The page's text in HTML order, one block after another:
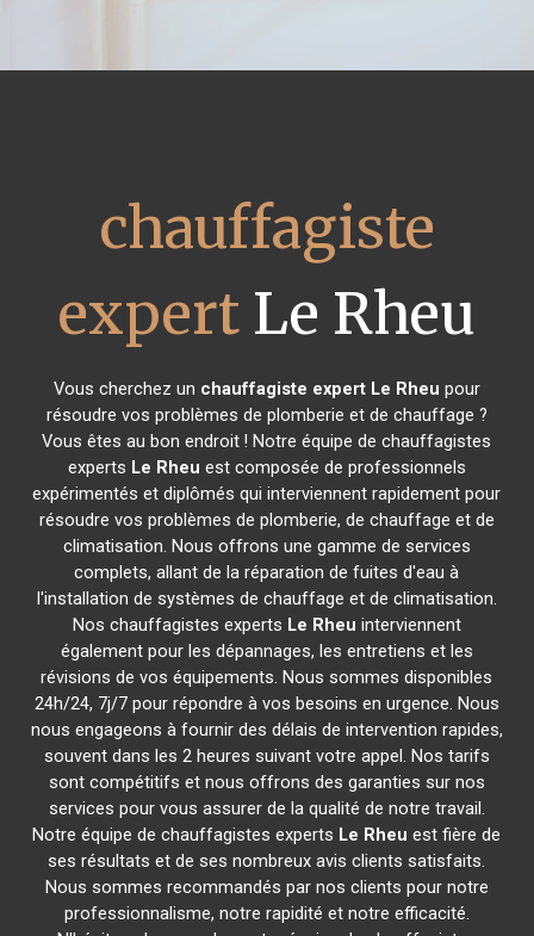
chauffagiste
expertLe Rheu
Vous cherchez un chauffagiste expert Le Rheu pour
résoudre vos problèmes de plomberie et de chauffage ?
Vous êtes au bon endroit ! Notre équipe de chauffagistes
experts Le Rheu est composée de professionnels
expérimentés et diplômés qui interviennent rapidement pour
résoudre vos problèmes de plomberie, de chauffage et de
climatisation. Nous offrons une gamme de services
complets, allant de la réparation de fuites d'eau à
l'installation de systèmes de chauffage et de climatisation.
Nos chauffagistes experts Le Rheu interviennent
également pour les dépannages, les entretiens et les
révisions de vos équipements. Nous sommes disponibles
24h/24, 7j/7 pour répondre à vos besoins en urgence. Nous
nous engageons à fournir des délais de intervention rapides,
souvent dans les 2 heures suivant votre appel. Nos tarifs
sont compétitifs et nous offrons des garanties sur nos
services pour vous assurer de la qualité de notre travail.
Notre équipe de chauffagistes experts Le Rheu est fière de
ses résultats et de ses nombreux avis clients satisfaits.
Nous sommes recommandés par nos clients pour notre
professionnalisme, notre rapidité et notre efficacité.